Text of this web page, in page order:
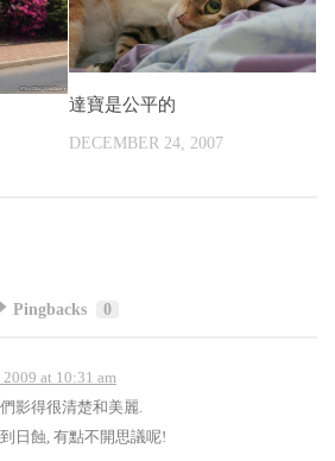
達寶是公平的
DECEMBER 24, 2007
Pingbacks 0
at 10:31 am
影得很清楚和美麗.
日蝕, 有點不開思議呢!